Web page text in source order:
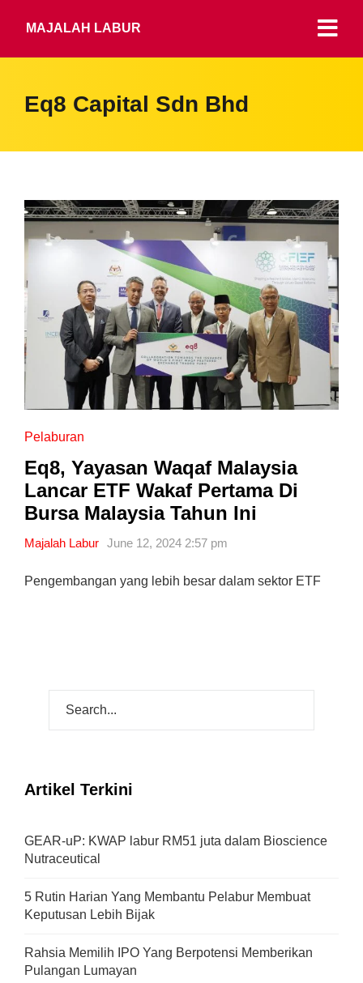
MAJALAH LABUR
Eq8 Capital Sdn Bhd
Pelaburan
Eq8, Yayasan Waqaf Malaysia
Lancar ETF Wakaf Pertama Di
Bursa Malaysia Tahun Ini
Majalah Labur June 12, 2024 2:57 pm
Pengembangan yang lebih besar dalam sektor ETF
Artikel Terkini
GEAR-uP: KWAP labur RM51 juta dalam Bioscience
Nutraceutical
5 Rutin Harian Yang Membantu Pelabur Membuat
Keputusan Lebih Bijak
Rahsia Memilih IPO Yang Berpotensi Memberikan
Pulangan Lumayan